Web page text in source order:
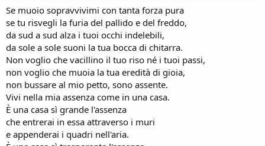
Se muoio sopravvivimi con tanta forza pura
se tu risvegli la furia del pallido e del freddo,
da sud a sud alza i tuoi occhi indelebili,
da sole a sole suoni la tua bocca di chitarra.
Non voglio che vacillino il tuo riso né i tuoi passi,
non voglio che muoia la tua eredità di gioia,
non bussare al mio petto, sono assente.
Vivi nella mia assenza come in una casa.
È una casa sì grande l'assenza
che entrerai in essa attraverso i muri
e appenderai i quadri nell'aria.